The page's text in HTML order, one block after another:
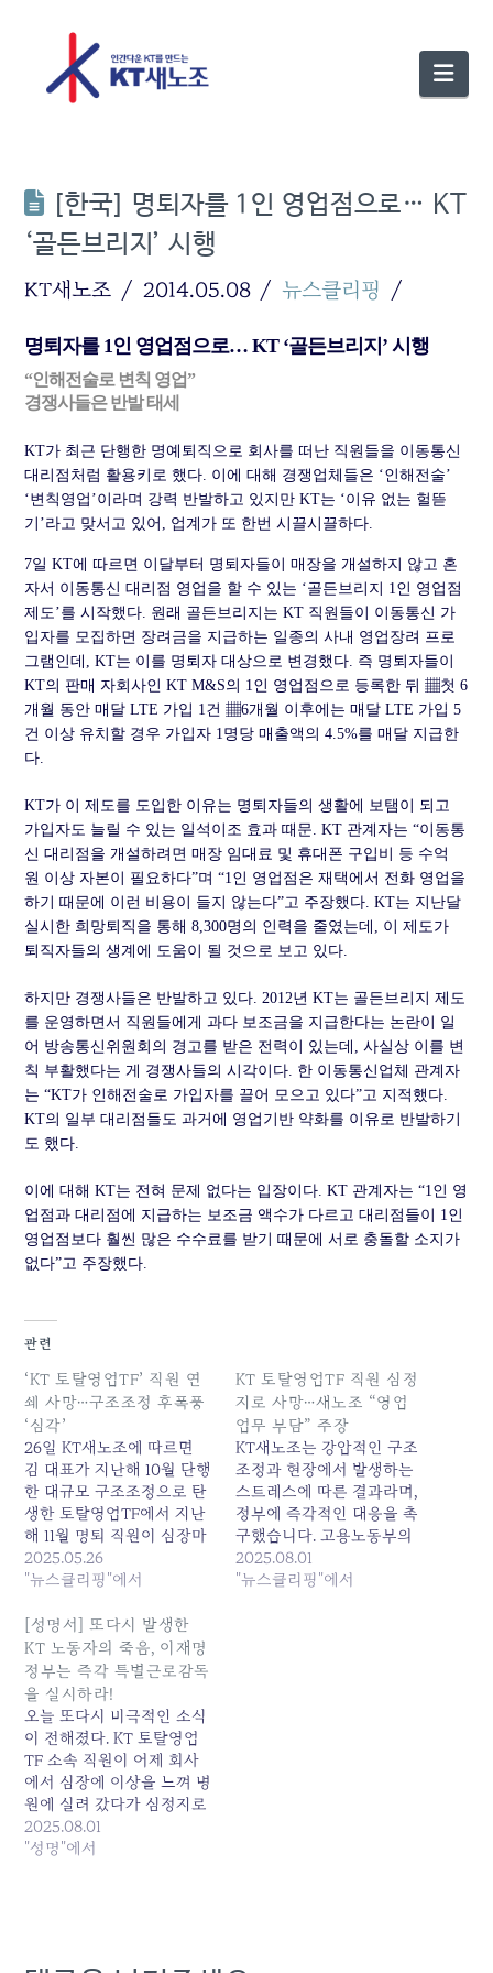
[한국] 명퇴자를 1인 영업점으로… KT
‘골든브리지’ 시행
KT새노조 2014.05.08 뉴스클리핑
명퇴자를 1인 영업점으로… KT ‘골든브리지’ 시행
“인해전술로 변칙 영업”
경쟁사들은 반발 태세
KT가 최근 단행한 명예퇴직으로 회사를 떠난 직원들을 이동통신
대리점처럼 활용키로 했다. 이에 대해 경쟁업체들은 ‘인해전술’
‘변칙영업’이라며 강력 반발하고 있지만 KT는 ‘이유 없는 헐뜯
기’라고 맞서고 있어, 업계가 또 한번 시끌시끌하다.
7일 KT에 따르면 이달부터 명퇴자들이 매장을 개설하지 않고 혼
자서 이동통신 대리점 영업을 할 수 있는 ‘골든브리지 1인 영업점
제도’를 시작했다. 원래 골든브리지는 KT 직원들이 이동통신 가
입자를 모집하면 장려금을 지급하는 일종의 사내 영업장려 프로
그램인데, KT는 이를 명퇴자 대상으로 변경했다. 즉 명퇴자들이
KT의 판매 자회사인 KT M&S의 1인 영업점으로 등록한 뒤 ▦첫 6
개월 동안 매달 LTE 가입 1건 ▦6개월 이후에는 매달 LTE 가입 5
건 이상 유치할 경우 가입자 1명당 매출액의 4.5%를 매달 지급한
다.
KT가 이 제도를 도입한 이유는 명퇴자들의 생활에 보탬이 되고
가입자도 늘릴 수 있는 일석이조 효과 때문. KT 관계자는 “이동통
신 대리점을 개설하려면 매장 임대료 및 휴대폰 구입비 등 수억
원 이상 자본이 필요하다”며 “1인 영업점은 재택에서 전화 영업을
하기 때문에 이런 비용이 들지 않는다”고 주장했다. KT는 지난달
실시한 희망퇴직을 통해 8,300명의 인력을 줄였는데, 이 제도가
퇴직자들의 생계에 도움이 될 것으로 보고 있다.
하지만 경쟁사들은 반발하고 있다. 2012년 KT는 골든브리지 제도
를 운영하면서 직원들에게 과다 보조금을 지급한다는 논란이 일
어 방송통신위원회의 경고를 받은 전력이 있는데, 사실상 이를 변
칙 부활했다는 게 경쟁사들의 시각이다. 한 이동통신업체 관계자
는 “KT가 인해전술로 가입자를 끌어 모으고 있다”고 지적했다.
KT의 일부 대리점들도 과거에 영업기반 약화를 이유로 반발하기
도 했다.
이에 대해 KT는 전혀 문제 없다는 입장이다. KT 관계자는 “1인 영
업점과 대리점에 지급하는 보조금 액수가 다르고 대리점들이 1인
영업점보다 훨씬 많은 수수료를 받기 때문에 서로 충돌할 소지가
없다”고 주장했다.
관련
‘KT 토탈영업TF’ 직원 연
쇄 사망…구조조정 후폭풍
‘심각’
26일 KT새노조에 따르면
김 대표가 지난해 10월 단행
한 대규모 구조조정으로 탄
생한 토탈영업TF에서 지난
해 11월 명퇴 직원이 심장마
비로 사망했고 올해에만 2
명의 직원이 연이어 극단적
남... 원본 기사: 'KT 토탈영
업TF' 직원 연쇄 사망…구조
조정 후폭풍 '심각' 발행일:
2025-05-26 12:50:00
2025.05.26
"뉴스클리핑"에서
KT 토탈영업TF 직원 심정
지로 사망…새노조 “영업
업무 부담” 주장
KT새노조는 강압적인 구조
조정과 현장에서 발생하는
스트레스에 따른 결과라며,
정부에 즉각적인 대응을 촉
구했습니다. 고용노동부의
특별근로감독 시행이 이뤄
져야 한다는 주장입니다.
2025.08.01
"뉴스클리핑"에서
[성명서] 또다시 발생한
KT 노동자의 죽음, 이재명
정부는 즉각 특별근로감독
을 실시하라!
오늘 또다시 비극적인 소식
이 전해졌다. KT 토탈영업
TF 소속 직원이 어제 회사
에서 심장에 이상을 느껴 병
원에 실려 갔다가 심정지로
사망하는 참담한 사고가 발
생했다. 이로써 지난해
2025.08.01
"성명"에서